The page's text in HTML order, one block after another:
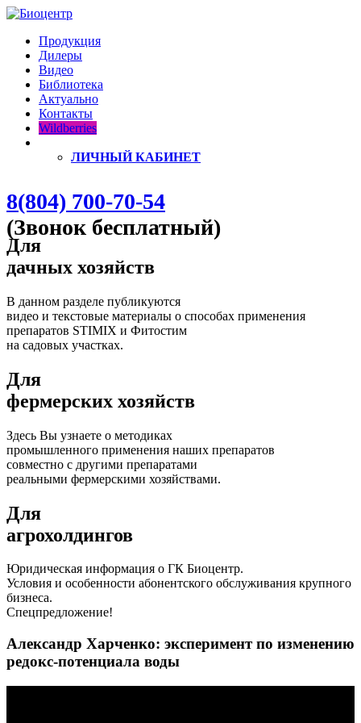
Продукция
Дилеры
Видео
Библиотека
Актуально
Контакты
Wildberries
ЛИЧНЫЙ КАБИНЕТ
8(804) 700-70-54
(Звонок бесплатный)
Для
дачных хозяйств
В данном разделе публикуются
видео и текстовые материалы о способах применения
препаратов STIMIX и Фитостим
на садовых участках.
Для
фермерских хозяйств
Здесь Вы узнаете о методиках
промышленного применения наших препаратов
совместно с другими препаратами
реальными фермерскими хозяйствами.
Для
агрохолдингов
Юридическая информация о ГК Биоцентр.
Условия и особенности абонентского обслуживания крупного
бизнеса.
Спецпредложение!
Александр Харченко: эксперимент по изменению
редокс-потенциала воды